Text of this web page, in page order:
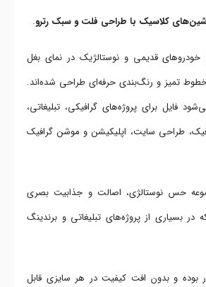
کلاسیک با طراحی فلت و سبک رترو.
خودروهای قدیمی و نوستالژیک در نمای بغل
تمیز و رنگ‌بندی حرفه‌ای طراحی شده‌اند.
فایل برای پروژه‌های گرافیکی، تبلیغاتی،
طراحی سایت، اپلیکیشن و موشن گرافیک
حس نوستالژی، اصالت و جذابیت بصری
بسیاری از پروژه‌های تبلیغاتی و برندینگ
بوده و بدون افت کیفیت در هر سایزی قابل